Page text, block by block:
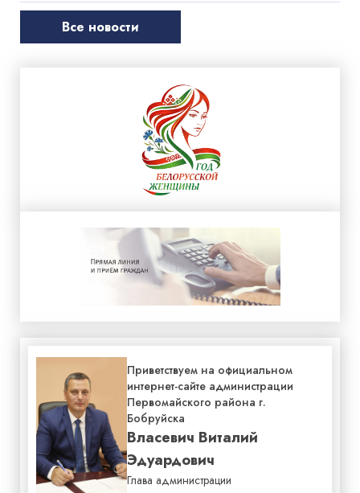
Все новости
Приветствуем на официальном
интернет-сайте администрации
Первомайского района г.
Бобруйска
Власевич Виталий
Эдуардович
Глава администрации